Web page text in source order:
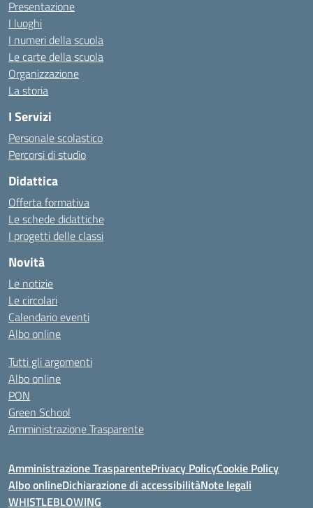
Presentazione
I luoghi
I numeri della scuola
Le carte della scuola
Organizzazione
La storia
I Servizi
Personale scolastico
Percorsi di studio
Didattica
Offerta formativa
Le schede didattiche
I progetti delle classi
Novità
Le notizie
Le circolari
Calendario eventi
Albo online
Tutti gli argomenti
Albo online
PON
Green School
Amministrazione Trasparente
Amministrazione TrasparentePrivacy PolicyCookie Policy
Albo onlineDichiarazione di accessibilitàNote legali
WHISTLEBLOWING